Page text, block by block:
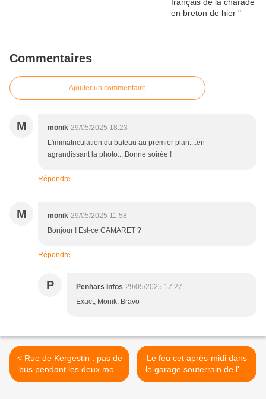
Commentaires
Ajouter un commentaire
M monik 29/05/2025 18:23
L'immatriculation du bateau au premier plan....en
agrandissant la photo....Bonne soirée !
Répondre
M monik 29/05/2025 11:58
Bonjour ! Est-ce CAMARET ?
Répondre
P Penhars Infos 29/05/2025 17:27
Exact, Monik. Bravo
< Rue de Kergestin : pas de
bus pendant les deux mois
de travaux (lignes 2 et C)
Le feu cet après-midi dans
le garage souterrain de l'Île
de Man à Kermoysan >